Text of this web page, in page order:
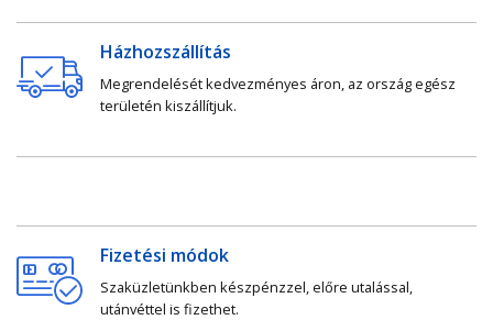
Házhozszállítás
Megrendelését kedvezményes áron, az ország egész
területén kiszállítjuk.
Fizetési módok
Szaküzletünkben készpénzzel, előre utalással,
utánvéttel is fizethet.